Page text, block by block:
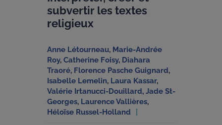
subvertir les textes
religieux
Anne Létourneau, Marie-Andrée
Roy, Catherine Foisy, Diahara
Traoré, Florence Pasche Guignard,
Isabelle Lemelin, Laura Kassar,
Valérie Irtanucci-Douillard, Jade St-
Georges, Laurence Vallières,
Héloïse Russel-Holland